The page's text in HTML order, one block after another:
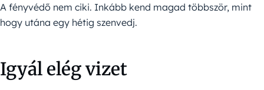
A fényvédő nem ciki. Inkább kend magad többször, mint
hogy utána egy hétig szenvedj.
Igyál elég vizet